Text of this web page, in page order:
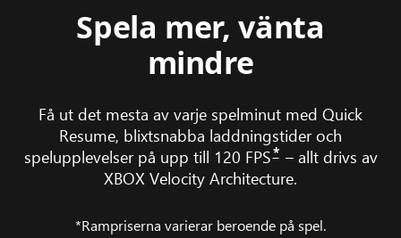
Spela mer, vänta
mindre
Få ut det mesta av varje spelminut med Quick
Resume, blixtsnabba laddningstider och
spelupplevelser på upp till 120 FPS* – allt drivs av
XBOX Velocity Architecture.
*Rampriserna varierar beroende på spel.